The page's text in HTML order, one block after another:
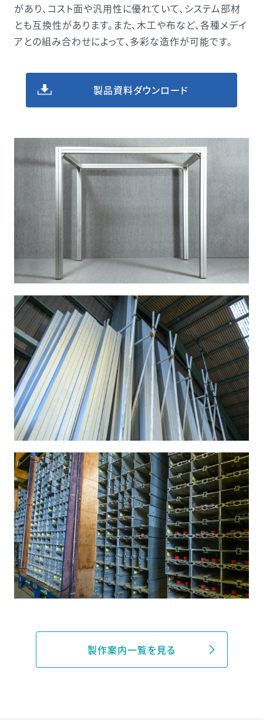
があり、コスト⾯や汎⽤性に優れていて、システム部材
とも互換性があります。また、⽊⼯や布など、各種メデイ
アとの組み合わせによって、多彩な造作が可能です。
製品資料ダウンロード
製作案内一覧を見る